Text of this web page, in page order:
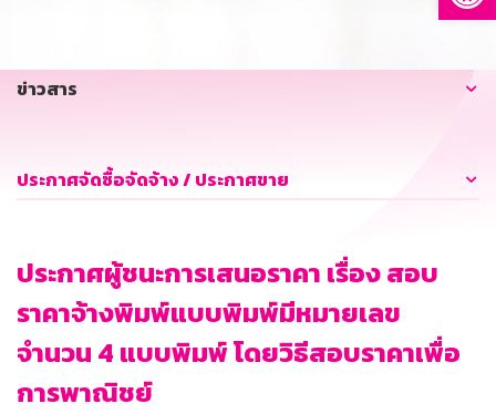
ข่าวสาร
ประกาศจัดซื้อจัดจ้าง / ประกาศขาย
ประกาศผู้ชนะการเสนอราคา เรื่อง สอบ
ราคาจ้างพิมพ์แบบพิมพ์มีหมายเลข
จำนวน 4 แบบพิมพ์ โดยวิธีสอบราคาเพื่อ
การพาณิชย์